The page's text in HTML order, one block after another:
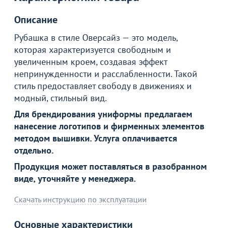
Описание
Рубашка в стиле Оверсайз — это модель,
которая характеризуется свободным и
увеличенным кроем, создавая эффект
непринужденности и расслабленности. Такой
стиль предоставляет свободу в движениях и
модный, стильный вид.
Для брендирования униформы предлагаем
нанесение логотипов и фирменных элементов
методом вышивки. Услуга оплачивается
отдельно.
Продукция может поставляться в разобранном
виде, уточняйте у менеджера.
Скачать инструкцию по эксплуатации
Основные характеристики
Рубашка Оверсайз Энерджи зеленая
4 190
В корзине
Продолжить покупки
С этим товаром покупают
Акции для вас
Пожизненная